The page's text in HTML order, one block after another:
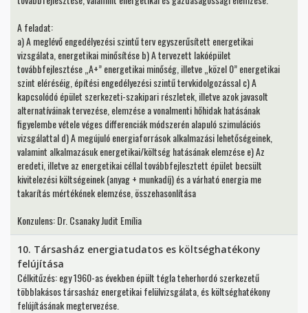
A feladat:
a) A meglévő engedélyezési szintű terv egyszerűsített energetikai
vizsgálata, energetikai minősítése b) A tervezett lakóépület
továbbfejlesztése „A+” energetikai minőség, illetve „közel 0” energetikai
szint eléréséig, építési engedélyezési szintű tervkidolgozással c) A
kapcsolódó épület szerkezeti-szakipari részletek, illetve azok javasolt
alternatíváinak tervezése, elemzése a vonalmenti hőhidak hatásának
figyelembe vétele véges differenciák módszerén alapuló szimulációs
vizsgálattal d) A megújuló energiaforrások alkalmazási lehetőségeinek,
valamint alkalmazásuk energetikai/költség hatásának elemzése e) Az
eredeti, illetve az energetikai céllal továbbfejlesztett épület becsült
kivitelezési költségeinek (anyag + munkadíj) és a várható energia me
takarítás mértékének elemzése, összehasonlítása
Konzulens: Dr. Csanaky Judit Emília
10. Társasház energiatudatos es költséghatékony
felújítása
Célkitűzés: egy 1960-as években épült tégla teherhordó szerkezetű
többlakásos társasház energetikai felülvizsgálata, és költséghatékony
felújításának megtervezése.